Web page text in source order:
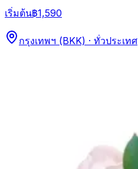
เริ่มต้น฿1,590
กรุงเทพฯ (BKK) · ทั่วประเทศ